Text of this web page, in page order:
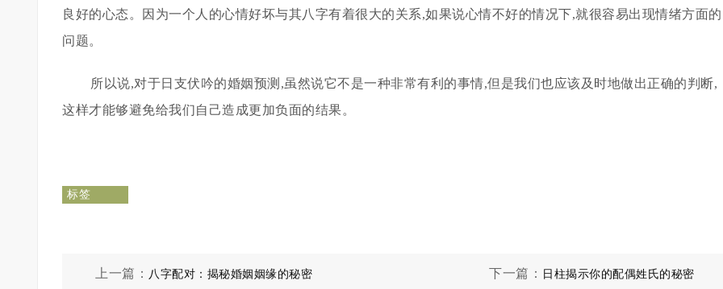
良好的心态。因为一个人的心情好坏与其八字有着很大的关系,如果说心情不好的情况下,就很容易出现情绪方面的
问题。
所以说,对于日支伏吟的婚姻预测,虽然说它不是一种非常有利的事情,但是我们也应该及时地做出正确的判断,
这样才能够避免给我们自己造成更加负面的结果。
标签
上一篇： 八字配对：揭秘婚姻姻缘的秘密 下一篇： 日柱揭示你的配偶姓氏的秘密